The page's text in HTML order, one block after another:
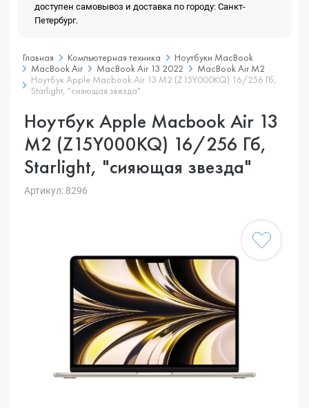
доступен самовывоз и доставка по городу: Санкт-
Петербург.
Главная Компьютерная техника
Ноутбуки MacBook
MacBook Air
MacBook Air 13 2022
MacBook Air M2
Ноутбук Apple Macbook Air 13 M2 (Z15Y000KQ) 16/256 Гб,
Starlight, "сияющая звезда"
Ноутбук Apple Macbook Air 13
M2 (Z15Y000KQ) 16/256 Гб,
Starlight, "сияющая звезда"
Артикул: 8296